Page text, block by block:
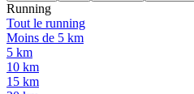
Running
Tout le running
Moins de 5 km
5 km
10 km
15 km